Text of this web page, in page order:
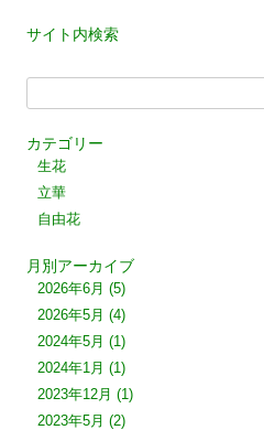
サイト内検索
カテゴリー
生花
立華
自由花
月別アーカイブ
2026年6月 (5)
2026年5月 (4)
2024年5月 (1)
2024年1月 (1)
2023年12月 (1)
2023年5月 (2)